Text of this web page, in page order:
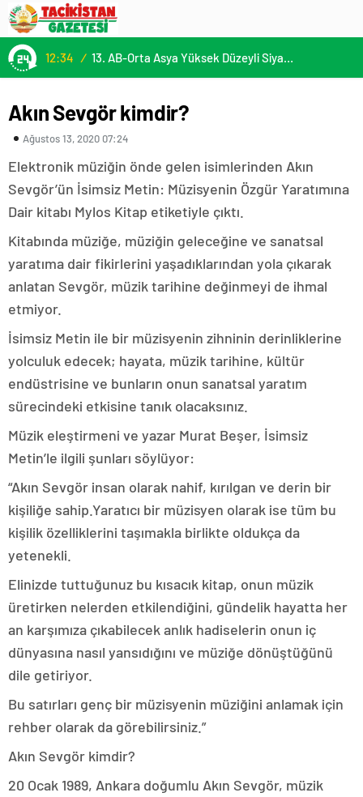
12:34 / 13. AB-Orta Asya Yüksek Düzeyli Siyasi ve Güvenlik Diyaloğuna Katılım
Akın Sevgör kimdir?
Ağustos 13, 2020 07:24
Elektronik müziğin önde gelen isimlerinden Akın
Sevgör’ün İsimsiz Metin: Müzisyenin Özgür Yaratımına
Dair kitabı Mylos Kitap etiketiyle çıktı.
Kitabında müziğe, müziğin geleceğine ve sanatsal
yaratıma dair fikirlerini yaşadıklarından yola çıkarak
anlatan Sevgör, müzik tarihine değinmeyi de ihmal
etmiyor.
İsimsiz Metin ile bir müzisyenin zihninin derinliklerine
yolculuk edecek; hayata, müzik tarihine, kültür
endüstrisine ve bunların onun sanatsal yaratım
sürecindeki etkisine tanık olacaksınız.
Müzik eleştirmeni ve yazar Murat Beşer, İsimsiz
Metin’le ilgili şunları söylüyor:
“Akın Sevgör insan olarak nahif, kırılgan ve derin bir
kişiliğe sahip.Yaratıcı bir müzisyen olarak ise tüm bu
kişilik özelliklerini taşımakla birlikte oldukça da
yetenekli.
Elinizde tuttuğunuz bu kısacık kitap, onun müzik
üretirken nelerden etkilendiğini, gündelik hayatta her
an karşımıza çıkabilecek anlık hadiselerin onun iç
dünyasına nasıl yansıdığını ve müziğe dönüştüğünü
dile getiriyor.
Bu satırları genç bir müzisyenin müziğini anlamak için
rehber olarak da görebilirsiniz.”
Akın Sevgör kimdir?
20 Ocak 1989, Ankara doğumlu Akın Sevgör, müzik